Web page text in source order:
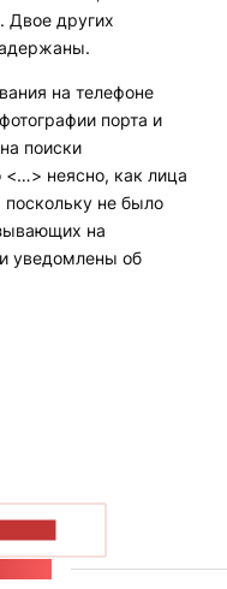
Двое других
на телефоне
порта и
поиски
<…> неясно, как лица
поскольку не было
на
уведомлены об